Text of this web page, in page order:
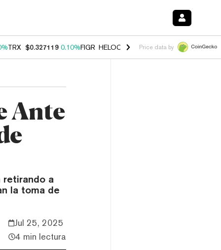
TRX $0.327119 0.10%FIGR_HELOC $1.028 1.00%HYPE $54.15 -
Price data by
Ante
a
la toma de
Jul 25, 2025
4 min lectura